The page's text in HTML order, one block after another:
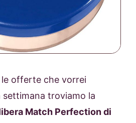
offerte che vorrei
settimana troviamo la
Match Perfection di